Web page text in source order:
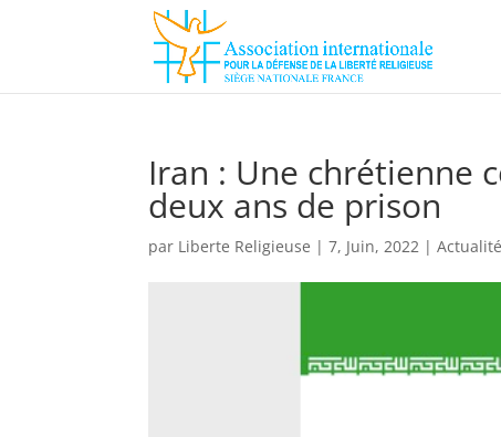
Iran : Une chrétienne
deux ans de prison
par Liberte Religieuse |7, Juin, 2022 |